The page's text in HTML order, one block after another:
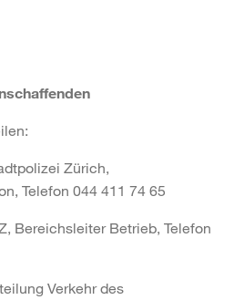
Zürich,
Telefon 044 411 74 65
Bereichsleiter Betrieb, Telefon
Verkehr des